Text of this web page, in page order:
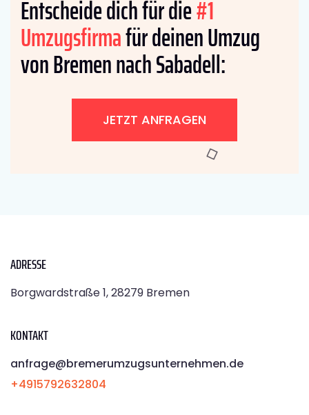
Entscheide dich für die#1
Umzugsfirmafür deinen Umzug
von Bremen nach Sabadell:
JETZT ANFRAGEN
ADRESSE
Borgwardstraße 1, 28279 Bremen
KONTAKT
anfrage@bremerumzugsunternehmen.de
+4915792632804